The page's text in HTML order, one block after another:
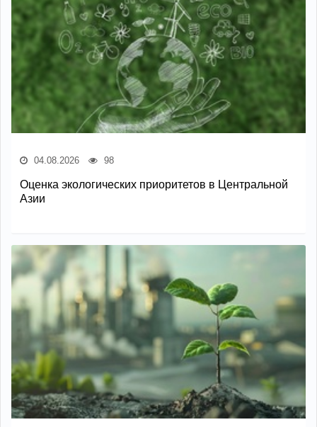
04.08.2026 98
Оценка экологических приоритетов в Центральной
Азии